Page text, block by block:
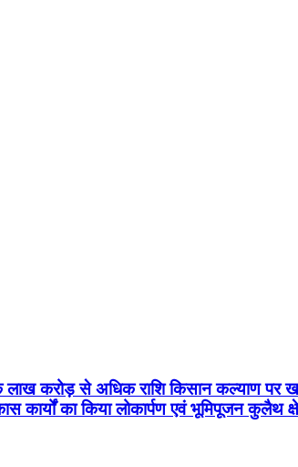
करोड़ से अधिक राशि किसान कल्याण पर
का किया लोकार्पण एवं भूमिपूजन कुलैथ